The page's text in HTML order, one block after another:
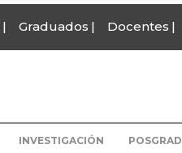
Graduados Docentes
INVESTIGACIÓN